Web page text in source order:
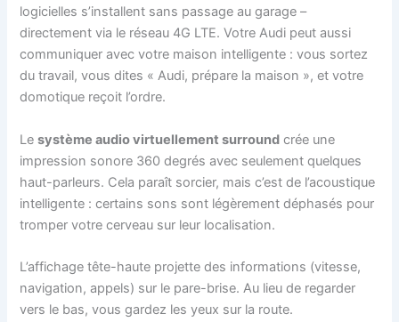
logicielles s’installent sans passage au garage –
directement via le réseau 4G LTE. Votre Audi peut aussi
communiquer avec votre maison intelligente : vous sortez
du travail, vous dites « Audi, prépare la maison », et votre
domotique reçoit l’ordre.
Lesystème audio virtuellement surround crée une
impression sonore 360 degrés avec seulement quelques
haut-parleurs. Cela paraît sorcier, mais c’est de l’acoustique
intelligente : certains sons sont légèrement déphasés pour
tromper votre cerveau sur leur localisation.
L’affichage tête-haute projette des informations (vitesse,
navigation, appels) sur le pare-brise. Au lieu de regarder
vers le bas, vous gardez les yeux sur la route.